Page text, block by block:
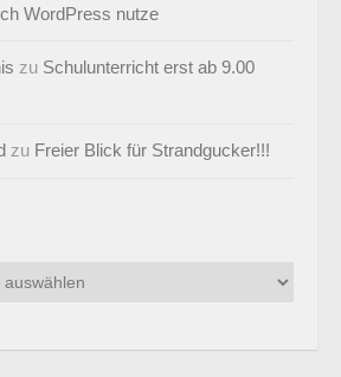
WordPress nutze
zu Schulunterricht erst ab 9.00
zu Freier Blick für Strandgucker!!!